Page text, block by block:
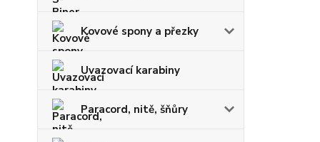
Kovové spony a přezky
Uvazovací karabiny
Paracord, nitě, šňůry